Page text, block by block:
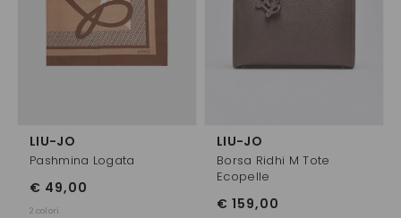
LIU-JO
Pashmina Logata
€ 49,00
2 colori
LIU-JO
Borsa Ridhi M Tote
Ecopelle
€ 159,00